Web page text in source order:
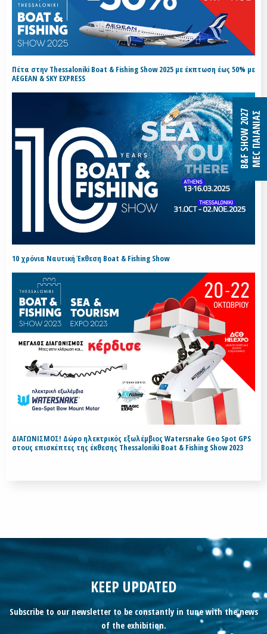
Πέτα στην Thessaloniki Boat & Fishing Show 2025 με έκπτωση έως 50% με
AEGEAN & SKY EXPRESS
10 χρόνια Ναυτική Έκθεση Boat & Fishing Show
ΔΙΑΓΩΝΙΣΜΟΣ! Δώρο ηλεκτρικός εξωλέμβιος Watersnake Geo Spot GPS
στους επισκέπτες της έκθεσης Thessaloniki Boat & Fishing Show 2023
B&F SHOW 2027MEC ΠΑΙΑΝΙΑΣ
KEEP UPDATED
Subscribe to our newsletter to be constantly in tune with the news
of the exhibition.